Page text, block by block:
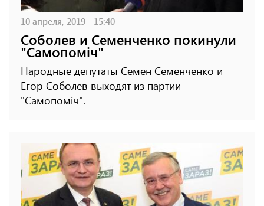
10 апреля, 2019 - 15:40
Соболев и Семенченко покинули
"Самопоміч"
Народные депутаты Семен Семенченко и
Егор Соболев выходят из партии
"Самопоміч".